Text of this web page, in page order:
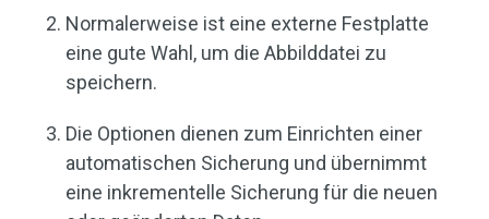
Normalerweise ist eine externe Festplatte
eine gute Wahl, um die Abbilddatei zu
speichern.
Die Optionen dienen zum Einrichten einer
automatischen Sicherung und übernimmt
eine inkrementelle Sicherung für die neuen